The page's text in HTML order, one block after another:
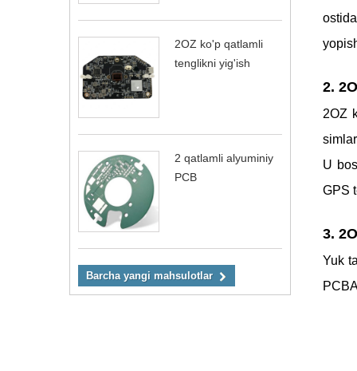
2OZ ko'p qatlamli
tenglikni yig'ish
2 qatlamli alyuminiy
PCB
Barcha yangi mahsulotlar
2.
2OZ
U
GPS
3.
Yuk